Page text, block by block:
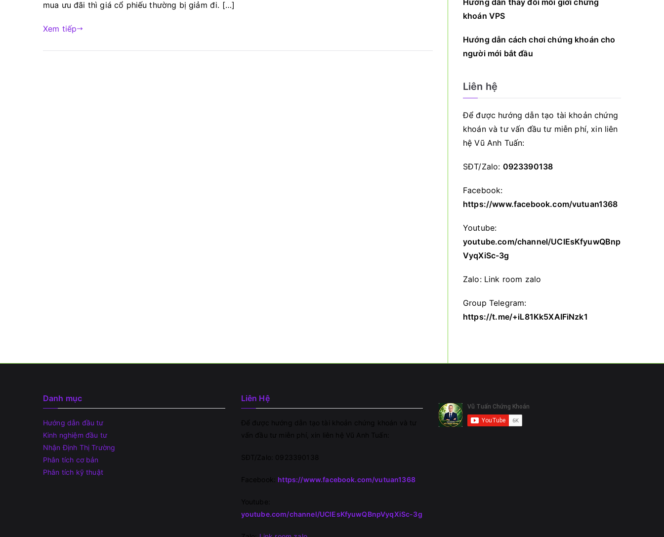
mua ưu đãi thì giá cổ phiếu thường bị giảm đi. […]
Xem tiếp
Hướng dẫn thay đổi môi giới chứng
khoán VPS
Hướng dẫn cách chơi chứng khoán cho
người mới bắt đầu
Liên hệ
Để được hướng dẫn tạo tài khoản chứng
khoán và tư vấn đầu tư miễn phí, xin liên
hệ Vũ Anh Tuấn:
SĐT/Zalo: 0923390138
Facebook:
https://www.facebook.com/vutuan1368
Youtube:
youtube.com/channel/UClEsKfyuwQBnp
VyqXiSc-3g
Zalo: Link room zalo
Group Telegram:
https://t.me/+iL81Kk5XAIFiNzk1
Danh mục
Hướng dẫn đầu tư
Kinh nghiệm đầu tư
Nhận Định Thị Trường
Phân tích cơ bản
Phân tích kỹ thuật
Liên Hệ
Để được hướng dẫn tạo tài khoản chứng khoán và tư
vấn đầu tư miễn phí, xin liên hệ Vũ Anh Tuấn:
SĐT/Zalo: 0923390138
Facebook: https://www.facebook.com/vutuan1368
Youtube:
youtube.com/channel/UClEsKfyuwQBnpVyqXiSc-3g